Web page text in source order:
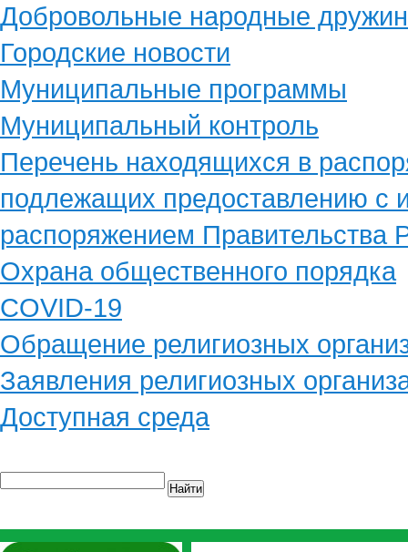
Добровольные народные
Городские новости
Муниципальные программы
Муниципальный контроль
Перечень находящихся в
подлежащих предоставлению с
распоряжением
Охрана общественного порядка
COVID-19
Обращение религиозных
Заявления религиозных
Доступная среда
Найти